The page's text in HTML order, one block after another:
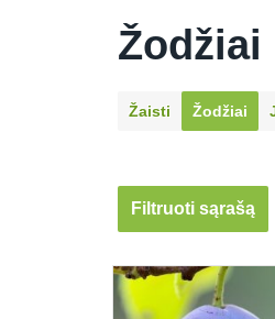
Žaisti Žodžiai
Filtruoti sąrašą